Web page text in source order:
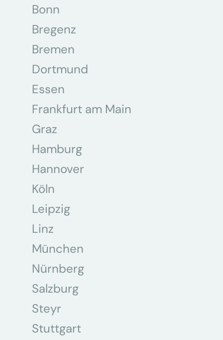
Bonn
Bregenz
Bremen
Dortmund
Essen
Frankfurt am Main
Graz
Hamburg
Hannover
Köln
Leipzig
Linz
München
Nürnberg
Salzburg
Steyr
Stuttgart